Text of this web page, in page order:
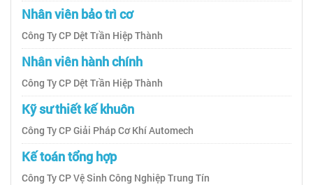
Nhân viên bảo trì cơ
Công Ty CP Dệt Trần Hiệp Thành
Nhân viên hành chính
Công Ty CP Dệt Trần Hiệp Thành
Kỹ sư thiết kế khuôn
Công Ty CP Giải Pháp Cơ Khí Automech
Kế toán tổng hợp
Công Ty CP Vệ Sinh Công Nghiệp Trung Tín